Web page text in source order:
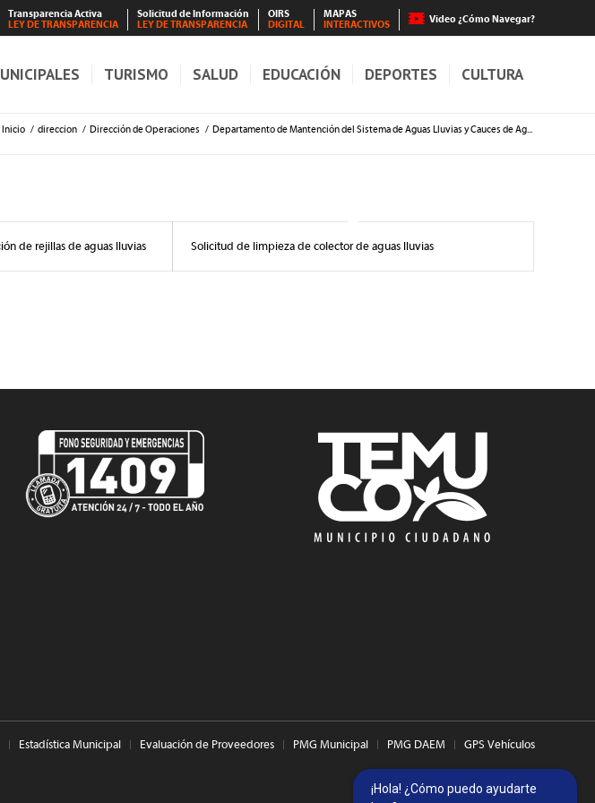
Transparencia Activa
LEY DE TRANSPARENCIA
Solicitud de Información
LEY DE TRANSPARENCIA
OIRS
DIGITAL
MAPAS
INTERACTIVOS
Video ¿Cómo Navegar?
TURISMO SALUD EDUCACIÓN DEPORTES CULTURA
Inicio / direccion / Dirección de Operaciones / Departamento de Mantención del Sistema de Aguas Lluvias y Cauces de Ag...
de rejillas de aguas lluvias Solicitud de limpieza de colector de aguas lluvias
Estadística Municipal Evaluación de Proveedores PMG Municipal PMG DAEM GPS Vehículos
¡Hola! ¿Cómo puedo ayudarte